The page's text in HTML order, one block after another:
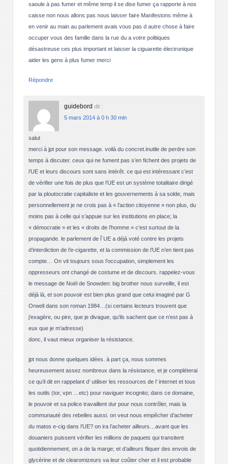
saoule à pas fumer et même temp il se dise fumer ça rapporte à nos
caisse non nous allons pas nous laisser faire Manifestons même à
en venir au main au parlement avais vous pas d autre chose à faire
occuper vous des famille dans la rue du a votre politiques
désastreuse ces plus important et laisser la ciguarette électronique
aider les gens à plus fumer merci
Répondre
guidebord dit :
5 mars 2014 à 0 h 30 min
salut
merci à jpt pour son message. voilà du concret.inutile de perdre son
temps à discuter. ceux qui ne fument pas s’en fichent des projets de
l’UE et leurs discours sont sans intérêt. ce qui est intéressant c’est
de vérifier une fois de plus que l’UE est un système totalitaire dirigé
par la ploutocratie capitaliste et les gouvernements à sa solde, mais
personnellement je ne crois pas à « l’action citoyenne » non plus, du
moins pas à celle qui s’appuie sur les institutions en place; la
« démocratie » et les « droits de l’homme » c’est surtout de la
propagande. le parlement de ĺ´UE a déjà voté contre les projets
d’interdiction de l’e-cigarette, et la commission de l’UE n’en tient pas
compte… On vit toujours sous l’occupation, simplement les
oppresseurs ont changé de costume et de discours. rappelez-vous
le message de Noël de Snowden: big brother nous surveille, il est
déjà là, et son pouvoir est bien plus grand que celui imaginé par G
Orwell dans son roman 1984…(si certains lecteurs trouvent que
j’exagère, ou pire, que je divague, qu’ils sachent que ce n’est pas à
eux que je m’adresse)
donc, il vaut mieux organiser la résistance.
jpt nous donne quelques idées. à part ça, nous sommes
heureusement assez nombreux dans la résistance, et je compléterai
ce qu’il dit en rappelant d’ utiliser les ressources de l’ internet et tous
les outils (tor, vpn …etc) pour naviguer incognito; dans ce domaine,
le pouvoir et sa police travaillent dur pour nous contrôler, mais la
communauté des rebelles aussi. on veut nous empêcher d’acheter
du matos e-cig dans l’UE? on ira l’acheter ailleurs…avant que les
douaniers puissent vérifier les millions de paquets qui transitent
quotidiennement, on a de la marge; et d’ailleurs fliquer des envois de
glycérine et de clearomizeurs va leur coûter cher et il est probable